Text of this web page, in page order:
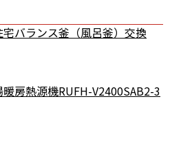
バランス釜（風呂釜）交換
房熱源機RUFH-V2400SAB2-3